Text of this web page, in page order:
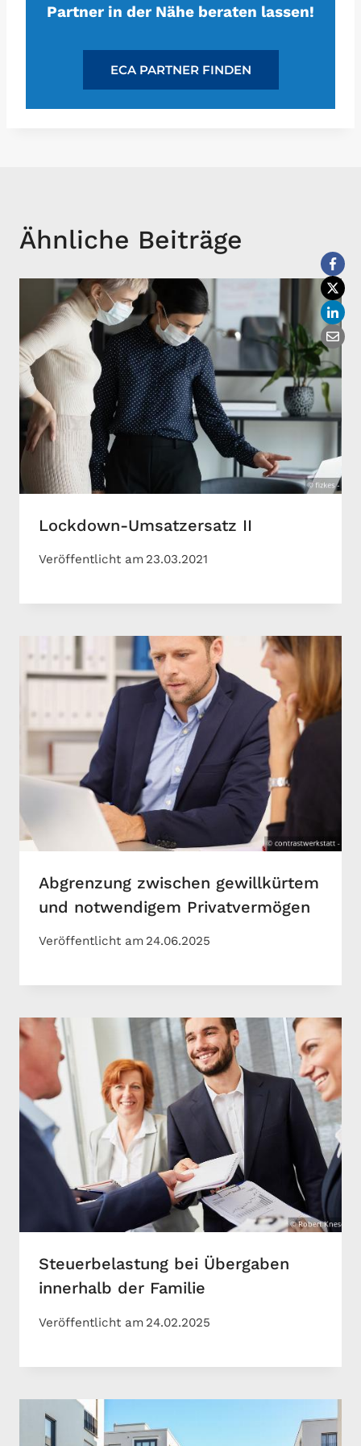
Partner in der Nähe beraten lassen!
ECA PARTNER FINDEN
Ähnliche Beiträge
Lockdown-Umsatzersatz II
Veröffentlicht am 23.03.2021
Abgrenzung zwischen gewillkürtem
und notwendigem Privatvermögen
Veröffentlicht am 24.06.2025
Steuerbelastung bei Übergaben
innerhalb der Familie
Veröffentlicht am 24.02.2025